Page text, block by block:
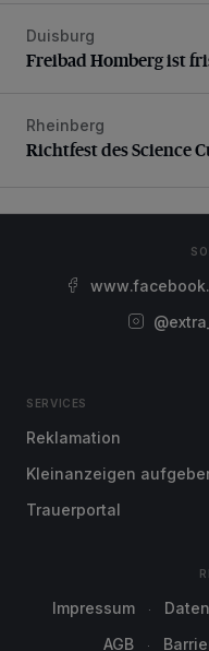
Freibad Homberg ist
Duisburg
Freibad Homberg ist
Richtfest des Science
Rheinberg
Richtfest des Science
SERVICES
Reklamation
Kleinanzeigen
Trauerportal
Impressum
AGB